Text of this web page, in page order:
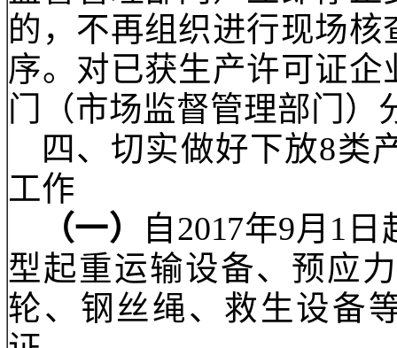
关部门制定转认证工
（一）在实施强制
车乘员头盔等3类产
门）实施生产许可证管
（二）
监督管理部门）立即
的，不再组织进行现
序。对已获生产许可